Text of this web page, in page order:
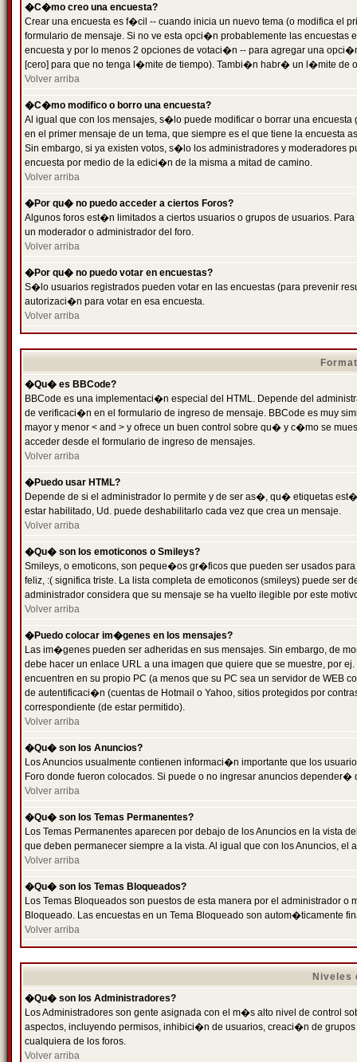
�C�mo creo una encuesta?
Crear una encuesta es f�cil -- cuando inicia un nuevo tema (o modifica el
formulario de mensaje. Si no ve esta opci�n probablemente las
encuesta y por lo menos 2 opciones de votaci�n -- para agregar una
[cero] para que no tenga l�mite de tiempo). Tambi�n habr� un l�mite de
Volver arriba
�C�mo modifico o borro una encuesta?
Al igual que con los mensajes, s�lo puede modificar o borrar una
en el primer mensaje de un tema, que siempre es el que tiene la encuesta
Sin embargo, si ya existen votos, s�lo los administradores y moderadores
encuesta por medio de la edici�n de la misma a mitad de camino.
Volver arriba
�Por qu� no puedo acceder a ciertos Foros?
Algunos foros est�n limitados a ciertos usuarios o grupos de usuarios.
un moderador o administrador del foro.
Volver arriba
�Por qu� no puedo votar en encuestas?
S�lo usuarios registrados pueden votar en las encuestas (para prevenir
autorizaci�n para votar en esa encuesta.
Volver arriba
�Qu� es BBCode?
BBCode es una implementaci�n especial del HTML. Depende del
de verificaci�n en el formulario de ingreso de mensaje. BBCode es muy
mayor y menor < and > y ofrece un buen control sobre qu� y c�mo se
acceder desde el formulario de ingreso de mensajes.
Volver arriba
�Puedo usar HTML?
Depende de si el administrador lo permite y de ser as�, qu� etiquetas
estar habilitado, Ud. puede deshabilitarlo cada vez que crea un mensaje.
Volver arriba
�Qu� son los emoticonos o Smileys?
Smileys, o emoticons, son peque�os gr�ficos que pueden ser usados
feliz, :( significa triste. La lista completa de emoticonos (smileys) puede
administrador considera que su mensaje se ha vuelto ilegible por este
Volver arriba
�Puedo colocar im�genes en los mensajes?
Las im�genes pueden ser adheridas en sus mensajes. Sin embargo, de
debe hacer un enlace URL a una imagen que quiere que se muestre, por
encuentren en su propio PC (a menos que su PC sea un servidor de
de autentificaci�n (cuentas de Hotmail o Yahoo, sitios protegidos por
correspondiente (de estar permitido).
Volver arriba
�Qu� son los Anuncios?
Los Anuncios usualmente contienen informaci�n importante que los
Foro donde fueron colocados. Si puede o no ingresar anuncios
Volver arriba
�Qu� son los Temas Permanentes?
Los Temas Permanentes aparecen por debajo de los Anuncios en la
que deben permanecer siempre a la vista. Al igual que con los Anuncios,
Volver arriba
�Qu� son los Temas Bloqueados?
Los Temas Bloqueados son puestos de esta manera por el administrador
Bloqueado. Las encuestas en un Tema Bloqueado son autom�ticamente
Volver arriba
Niveles
�Qu� son los Administradores?
Los Administradores son gente asignada con el m�s alto nivel de control
aspectos, incluyendo permisos, inhibici�n de usuarios, creaci�n de
cualquiera de los foros.
Volver arriba